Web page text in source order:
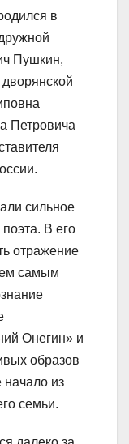
в
Пушкин,
Петровича
сильное
В его
отражение
самым
Онегин» и
образов
начало из
семьи.